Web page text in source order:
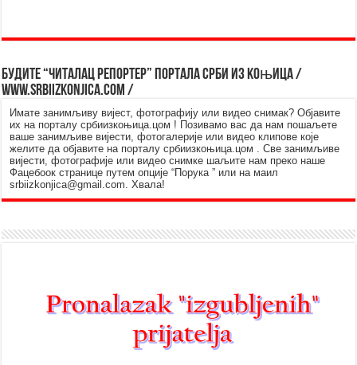
Будите “читалац репортер” портала Срби из Kоњица /
www.srbiizkonjica.com /
Имате занимљиву вијест, фотографију или видео снимак? Објавите
их на порталу србиизкоњица.цом ! Позивамо вас да нам пошаљете
ваше занимљиве вијести, фотогалерије или видео клипове које
желите да објавите на порталу србиизкоњица.цом . Све занимљиве
вијести, фотографије или видео снимке шаљите нам преко наше
Фацебоок странице путем опције “Порука ” или на маил
srbiizkonjica@gmail.com. Хвала!